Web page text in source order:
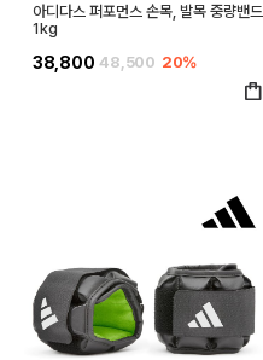
아디다스 퍼포먼스 손목, 발목 중량밴드
1kg
38,800 48,500 20%